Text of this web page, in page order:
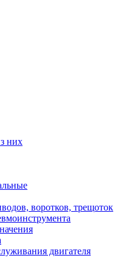
них
воротков, трещоток
двигателя